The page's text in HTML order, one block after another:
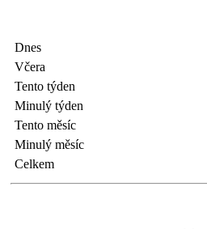
Dnes
Včera
Tento týden
Minulý týden
Tento měsíc
Minulý měsíc
Celkem